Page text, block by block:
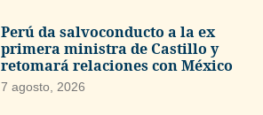
Perú da salvoconducto a la ex
primera ministra de Castillo y
retomará relaciones con México
7 agosto, 2026